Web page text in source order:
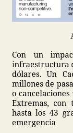
Con un
infraestructura
dólares. Un
millones de
o
Extremas, con
hasta los 43
emergencia